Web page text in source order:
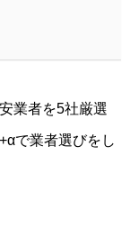
業者を5社厳選
で業者選びをし